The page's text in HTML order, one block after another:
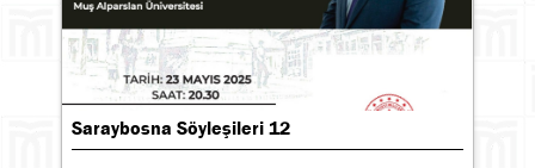
Saraybosna Söyleşileri 12